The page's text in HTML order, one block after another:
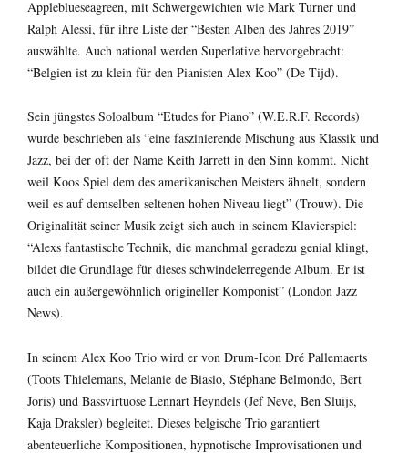
Appleblueseagreen, mit Schwergewichten wie Mark Turner und
Ralph Alessi, für ihre Liste der “Besten Alben des Jahres 2019”
auswählte. Auch national werden Superlative hervorgebracht:
“Belgien ist zu klein für den Pianisten Alex Koo” (De Tijd).
Sein jüngstes Soloalbum “Etudes for Piano” (W.E.R.F. Records)
wurde beschrieben als “eine faszinierende Mischung aus Klassik und
Jazz, bei der oft der Name Keith Jarrett in den Sinn kommt. Nicht
weil Koos Spiel dem des amerikanischen Meisters ähnelt, sondern
weil es auf demselben seltenen hohen Niveau liegt” (Trouw). Die
Originalität seiner Musik zeigt sich auch in seinem Klavierspiel:
“Alexs fantastische Technik, die manchmal geradezu genial klingt,
bildet die Grundlage für dieses schwindelerregende Album. Er ist
auch ein außergewöhnlich origineller Komponist” (London Jazz
News).
In seinem Alex Koo Trio wird er von Drum-Icon Dré Pallemaerts
(Toots Thielemans, Melanie de Biasio, Stéphane Belmondo, Bert
Joris) und Bassvirtuose Lennart Heyndels (Jef Neve, Ben Sluijs,
Kaja Draksler) begleitet. Dieses belgische Trio garantiert
abenteuerliche Kompositionen, hypnotische Improvisationen und